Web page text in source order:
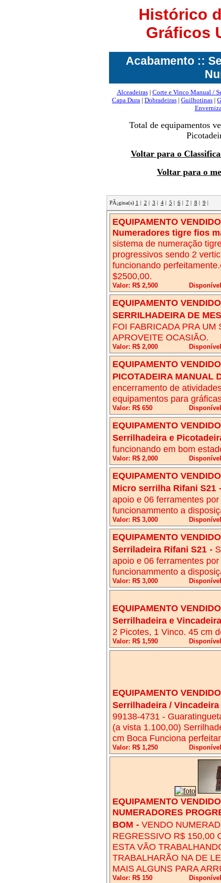
Histórico
Gráficos
Acabamento ::
Alceadeiras| Corte e Vinco Manual /
Capa Dura | Dobradeiras | Guilhotinas |
Total de equipamentos
Voltar para o
Voltar para o
PÃ¡gina(s) 1 2 3 4| 5 6| 7| 8 9
EQUIPAMENTO
Numeradores tigre fios
sistema de numeração
progressivos sendo 2
funcionando
$2500,00.
Valor: R$ 2,500
EQUIPAMENTO
SERRILHADEIRA DE
FOI FABRICADA PRA
APROVEITE OCASIÃO.
Valor: R$ 2,000
EQUIPAMENTO
PICOTADEIRA MANUAL
encerramento de
equipamentos para
Valor: R$ 650
EQUIPAMENTO
Serrilhadeira e
funcionando em bom
Valor: R$ 2,000
EQUIPAMENTO
Micro serrilha Rifani S21
apoio e 06 ferramentes
funcionammento a
Valor: R$ 3,000
EQUIPAMENTO
Serriladeira Rifani S21 -
apoio e 06 ferramentes
funcionammento a
Valor: R$ 3,000
EQUIPAMENTO
Serrilhadeira e
2 Picotes, 1 Vinco. 45 cm
Valor: R$ 1,590
EQUIPAMENTO
Serrilhadeira /
99138-4731 -
(a vista 1.100,00)
cm Boca Funciona
Valor: R$ 1,250
EQUIPAMENTO
NUMERADORES
BOM - VENDO
REGRESSIVO R$ 150,00
ESTA VÃO
TRABALHARÃO NA DE
MAIS ALGUNS PARA
Valor: R$ 150